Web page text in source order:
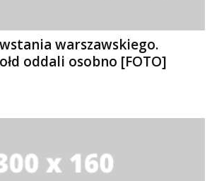
warszawskiego.
oddali osobno [FOTO]